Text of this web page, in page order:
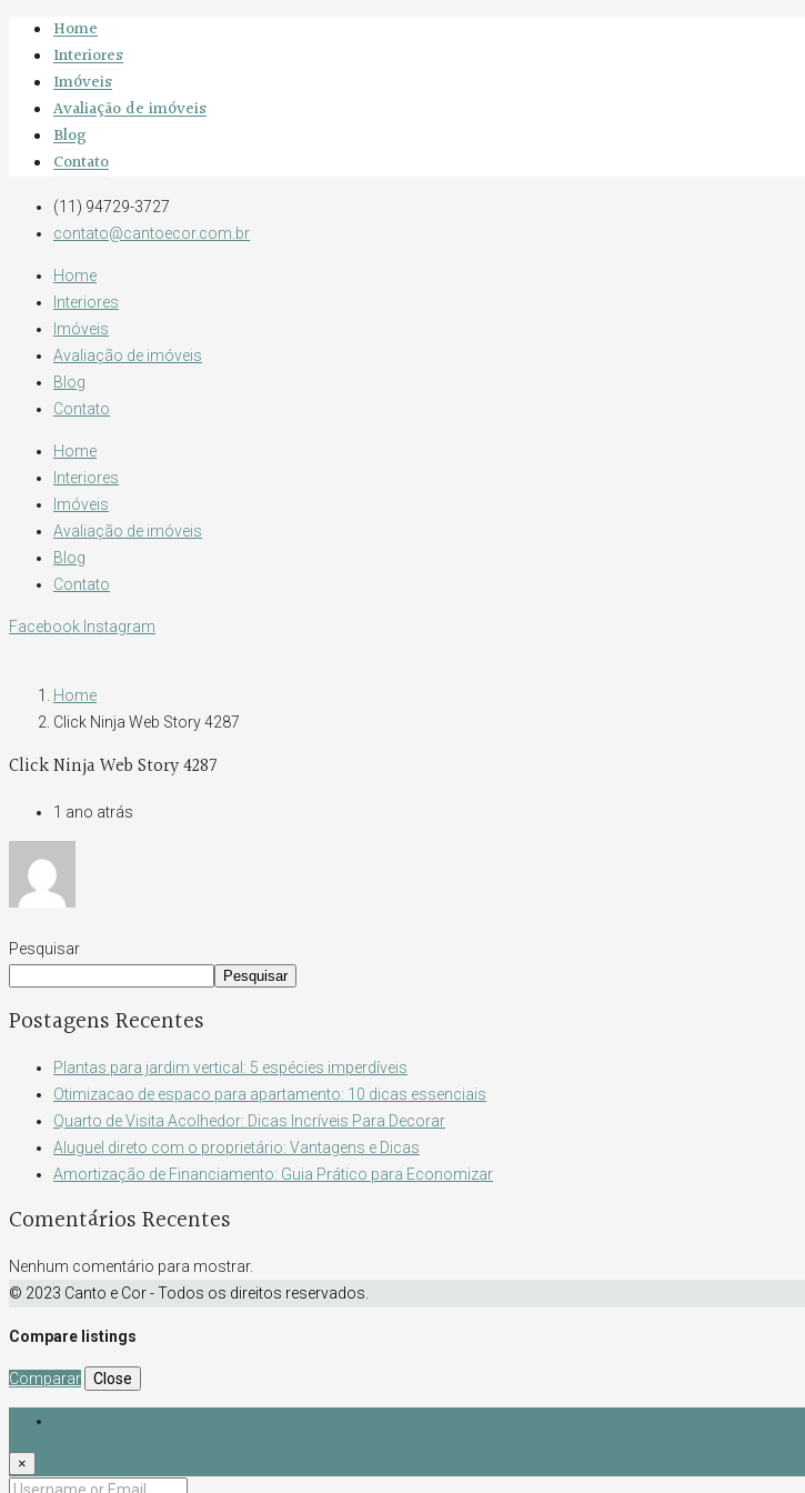
Home
Interiores
Imóveis
Avaliação de imóveis
Blog
Contato
(11) 94729-3727
contato@cantoecor.com.br
Home
Interiores
Imóveis
Avaliação de imóveis
Blog
Contato
Home
Interiores
Imóveis
Avaliação de imóveis
Blog
Contato
Facebook Instagram
Home
Click Ninja Web Story 4287
Click Ninja Web Story 4287
1 ano atrás
Pesquisar
Pesquisar
Postagens Recentes
Plantas para jardim vertical: 5 espécies imperdíveis
Otimizacao de espaco para apartamento: 10 dicas essenciais
Quarto de Visita Acolhedor: Dicas Incríveis Para Decorar
Aluguel direto com o proprietário: Vantagens e Dicas
Amortização de Financiamento: Guia Prático para Economizar
Comentários Recentes
Nenhum comentário para mostrar.
© 2023 Canto e Cor - Todos os direitos reservados.
Compare listings
Comparar Close
×